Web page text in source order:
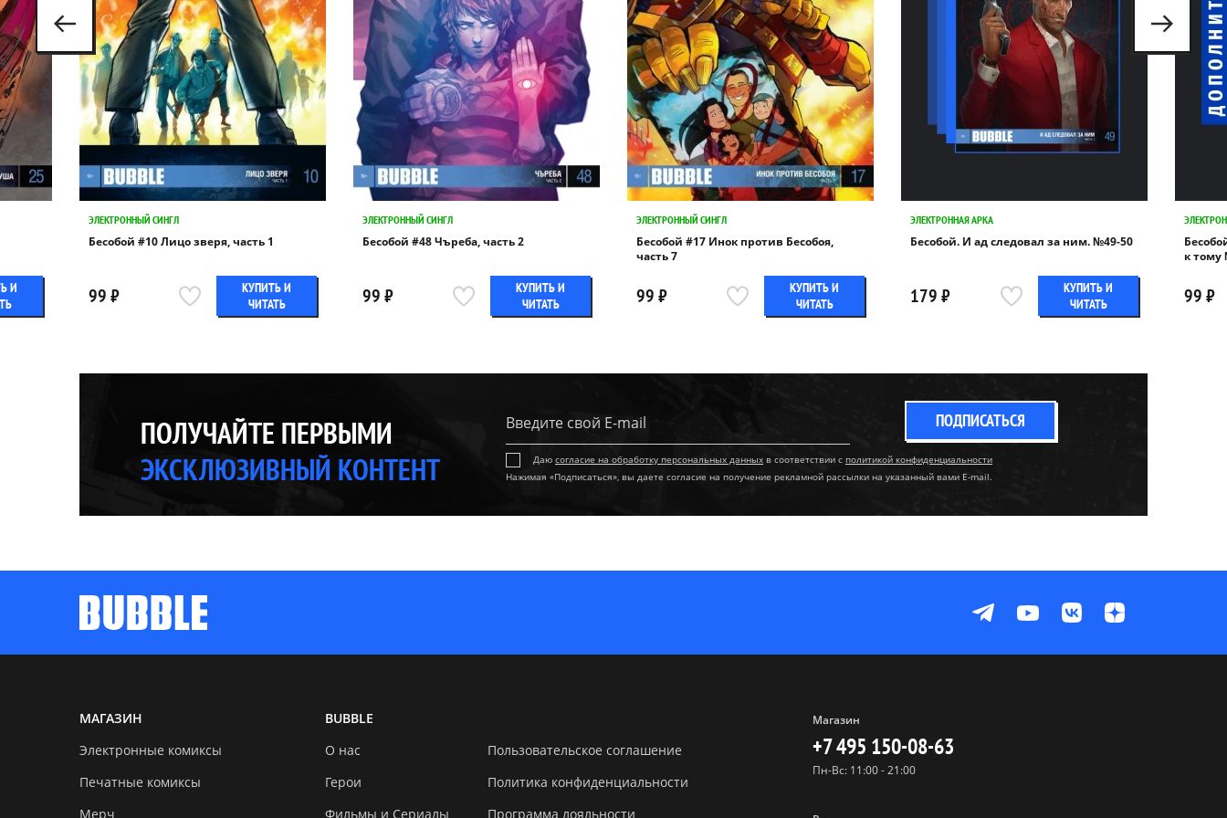
И
ЭЛЕКТРОННЫЙ СИНГЛ
Бесобой #10 Лицо зверя, часть 1
99 ₽
КУПИТЬ И
ЧИТАТЬ
ЭЛЕКТРОННЫЙ СИНГЛ
Бесобой #48 Чъреба, часть 2
99 ₽
КУПИТЬ И
ЧИТАТЬ
ЭЛЕКТРОННЫЙ СИНГЛ
Бесобой #17 Инок против Бесобоя,
часть 7
99 ₽
КУПИТЬ И
ЧИТАТЬ
ЭЛЕКТРОННАЯ АРКА
Бесобой. И ад следовал за ним. №49-50
179 ₽
КУПИТЬ И
ЧИТАТЬ
к тому
99 ₽
ПОЛУЧАЙТЕ ПЕРВЫМИ
ЭКСКЛЮЗИВНЫЙ КОНТЕНТ
ПОДПИСАТЬСЯ
Даю согласие на обработку персональных данных в соответствии с политикой конфиденциальности
Нажимая «Подписаться», вы даете согласие на получение рекламной рассылки на указанный вами E-mail.
МАГАЗИН
Электронные комиксы
Печатные комиксы
Мерч
BUBBLE
О нас
Герои
Фильмы и Сериалы
Пользовательское соглашение
Политика конфиденциальности
Программа лояльности
Магазин
+7 495 150-08-63
Пн-Вс: 11:00 - 21:00